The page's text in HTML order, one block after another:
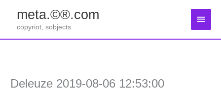
springen
meta.©®.com
copyriot, sobjects
Deleuze 2019-08-06 12:53:00